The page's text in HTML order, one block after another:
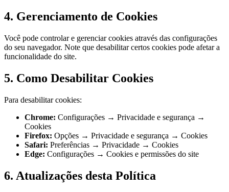
4. Gerenciamento de Cookies
Você pode controlar e gerenciar cookies através das configurações
do seu navegador. Note que desabilitar certos cookies pode afetar a
funcionalidade do site.
5. Como Desabilitar Cookies
Para desabilitar cookies:
Chrome: Configurações → Privacidade e segurança →
Cookies
Firefox: Opções → Privacidade e segurança → Cookies
Safari: Preferências → Privacidade → Cookies
Edge: Configurações → Cookies e permissões do site
6. Atualizações desta Política